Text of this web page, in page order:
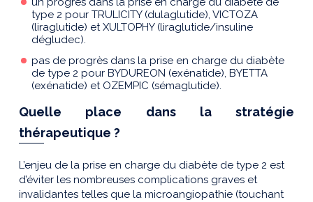
type 2 pour TRULICITY (dulaglutide), VICTOZA
(liraglutide) et XULTOPHY (liraglutide/insuline
dégludec).
pas de progrès dans la prise en charge du diabète
de type 2 pour BYDUREON (exénatide), BYETTA
(exénatide) et OZEMPIC (sémaglutide).
Quelle place dans la stratégie
thérapeutique ?
L’enjeu de la prise en charge du diabète de type 2 est
d’éviter les nombreuses complications graves et
invalidantes telles que la microangiopathie (touchant